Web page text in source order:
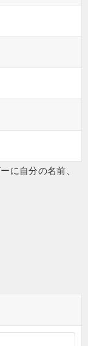
に自分の名前、